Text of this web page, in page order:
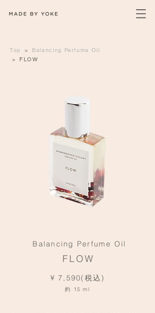
Top >
Balancing Perfume Oil
>
FLOW
Balancing Perfume Oil
FLOW
¥ 7,590(税込)
約 15 ml